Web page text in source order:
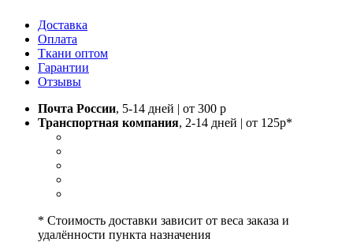
Доставка
Оплата
Ткани оптом
Гарантии
Отзывы
Почта России, 5-14 дней | от 300 р
Транспортная компания, 2-14 дней | от 125р*
* Стоимость доставки зависит от веса заказа и
удалённости пункта назначения